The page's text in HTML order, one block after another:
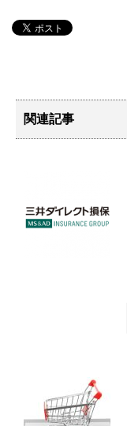
関連記事